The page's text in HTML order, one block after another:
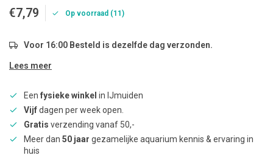
€7,79 Op voorraad (11)
Voor 16:00 Besteld is dezelfde dag verzonden.
Lees meer
Een fysieke winkel in IJmuiden
Vijfdagen per week open.
Gratis verzending vanaf 50,-
Meer dan 50 jaar gezamelijke aquarium kennis & ervaring in
huis